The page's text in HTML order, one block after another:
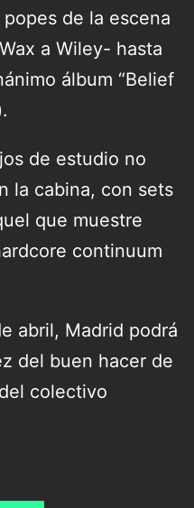
de la escena
a Wiley- hasta
álbum “Belief
de estudio no
la cabina, con sets
que muestre
continuum
abril, Madrid podrá
del buen hacer de
colectivo